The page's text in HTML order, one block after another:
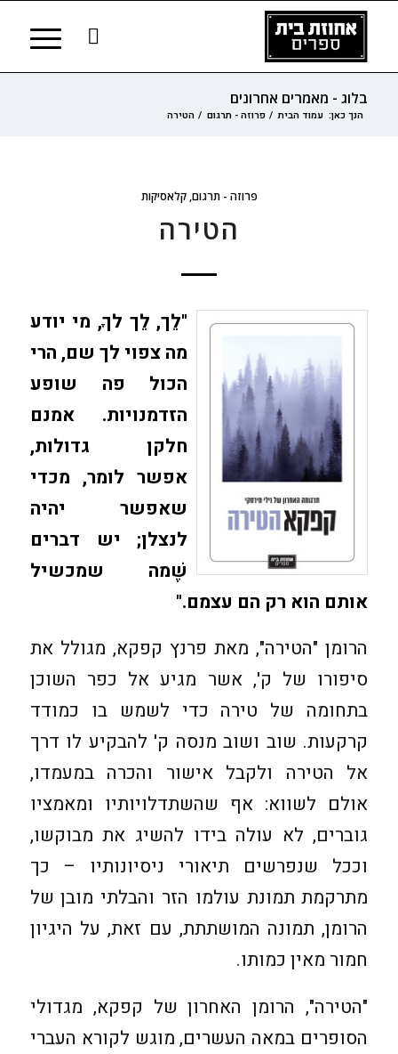
בלוג - מאמרים אחרונים
הנך כאן: עמוד הבית / פרוזה - תרגום / הטירה
פרוזה - תרגום,קלאסיקות
הטירה
"לֵך, לֵך לךָ, מי יודע
מה צפוי לך שם, הרי
הכול פה שופע
הזדמנויות. אמנם
חלקן גדולות,
אפשר לומר, מכדי
שאפשר יהיה
לנצלן; יש דברים
שֶׁמה שמכשיל
אותם הוא רק הם עצמם."
הרומן "הטירה", מאת פרנץ קפקא, מגולל את
סיפורו של ק', אשר מגיע אל כפר השוכן
בתחומה של טירה כדי לשמש בו כמודד
קרקעות. שוב ושוב מנסה ק' להבקיע לו דרך
אל הטירה ולקבל אישור והכרה במעמדו,
אולם לשווא: אף שהשתדלויותיו ומאמציו
גוברים, לא עולה בידו להשיג את מבוקשו,
וככל שנפרשים תיאורי ניסיונותיו – כך
מתרקמת תמונת עולמו הזר והבלתי מובן של
הרומן, תמונה המושתתת, עם זאת, על היגיון
חמור מאין כמותו.
"הטירה", הרומן האחרון של קפקא, מגדולי
הסופרים במאה העשרים, מוגש לקורא העברי